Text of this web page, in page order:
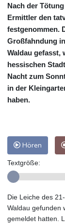
Nach der
Ermittler den
festgenommen.
Großfahndung
Waldau gefasst,
hessischen
Nacht zum
in der
haben.
Hören
Textgröße:
Die Leiche des
Waldau gefunden
gemeldet hatten.